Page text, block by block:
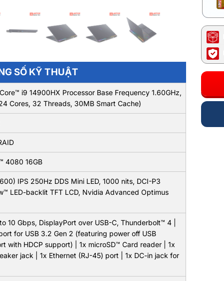
SỐ KỸ THUẬT
i9 14900HX Processor Base Frequency 1.60GHz,
Cores, 32 Threads, 30MB Smart Cache)
4080 16GB
IPS 250Hz DDS Mini LED, 1000 nits, DCI-P3
LED-backlit TFT LCD, Nvidia Advanced Optimus
10 Gbps, DisplayPort over USB-C, Thunderbolt™ 4 |
for USB 3.2 Gen 2 (featuring power off USB
with HDCP support) | 1x microSD™ Card reader | 1x
jack | 1x Ethernet (RJ-45) port | 1x DC-in jack for